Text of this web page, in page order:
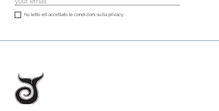
ho letto ed accettato le condizioni sulla privacy.